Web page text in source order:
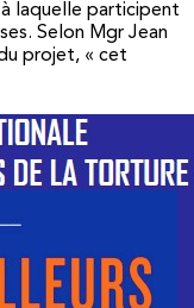
à laquelle participent
Selon Mgr Jean
projet, « cet